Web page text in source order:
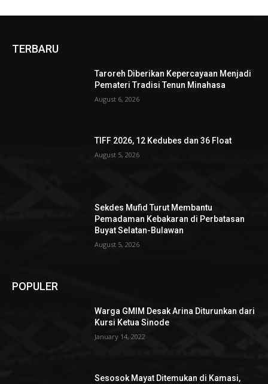
TERBARU
Taroreh Diberikan Kepercayaan Menjadi
Pemateri Tradisi Tenun Minahasa
August 6, 2026
TIFF 2026, 12 Kedubes dan 36 Float
August 5, 2026
Sekdes Mufid Turut Membantu
Pemadaman Kebakaran di Perbatasan
Buyat Selatan-Bulawan
August 5, 2026
POPULER
Warga GMIM Desak Arina Diturunkan dari
Kursi Ketua Sinode
January 14, 2022
Sesosok Mayat Ditemukan di Kamasi,